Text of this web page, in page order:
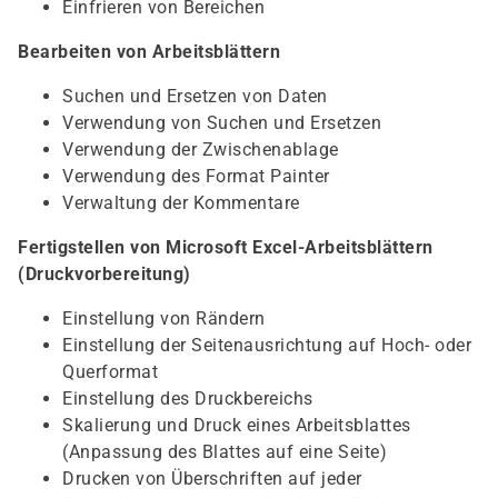
Einfrieren von Bereichen
Bearbeiten von Arbeitsblättern
Suchen und Ersetzen von Daten
Verwendung von Suchen und Ersetzen
Verwendung der Zwischenablage
Verwendung des Format Painter
Verwaltung der Kommentare
Fertigstellen von Microsoft Excel-Arbeitsblättern
(Druckvorbereitung)
Einstellung von Rändern
Einstellung der Seitenausrichtung auf Hoch- oder
Querformat
Einstellung des Druckbereichs
Skalierung und Druck eines Arbeitsblattes
(Anpassung des Blattes auf eine Seite)
Drucken von Überschriften auf jeder